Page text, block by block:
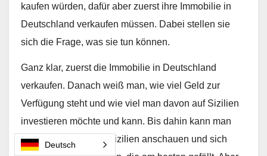
kaufen würden, dafür aber zuerst ihre Immobilie in
Deutschland verkaufen müssen. Dabei stellen sie
sich die Frage, was sie tun können.
Ganz klar, zuerst die Immobilie in Deutschland
verkaufen. Danach weiß man, wie viel Geld zur
Verfügung steht und wie viel man davon auf Sizilien
investieren möchte und kann. Bis dahin kann man
sich die Gegend auf Sizilien anschauen und sich
Deutsch